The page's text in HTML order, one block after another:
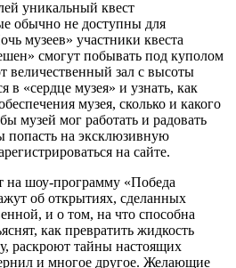
уникальный квест
обычно не доступны для
музеев» участники квеста
смогут побывать под куполом
величественный зал с высоты
в «сердце музея» и узнать, как
музея, сколько и какого
музей мог работать и радовать
попасть на эксклюзивную
на сайте.
на шоу-программу «Победа
об открытиях, сделанных
и о том, на что способна
как превратить жидкость
раскроют тайны настоящих
и многое другое. Желающие